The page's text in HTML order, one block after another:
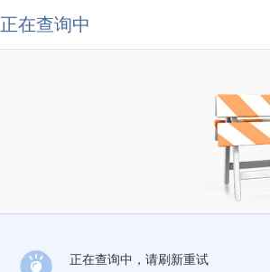
正在查询中
正在查询中，请刷新重试